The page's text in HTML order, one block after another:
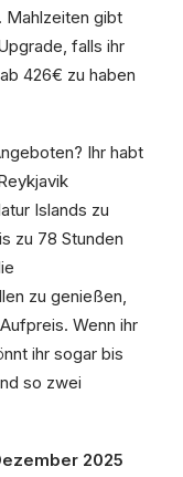
Mahlzeiten gibt
falls ihr
426€ zu haben
Ihr habt
Islands zu
zu 78 Stunden
zu genießen,
Wenn ihr
ihr sogar bis
so zwei
2025